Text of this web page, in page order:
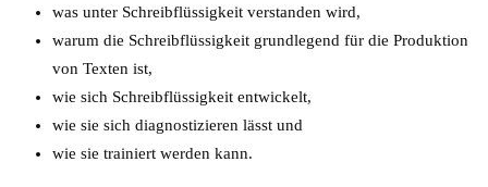
was unter Schreibflüssigkeit verstanden wird,
warum die Schreibflüssigkeit grundlegend für die Produktion
von Texten ist,
wie sich Schreibflüssigkeit entwickelt,
wie sie sich diagnostizieren lässt und
wie sie trainiert werden kann.